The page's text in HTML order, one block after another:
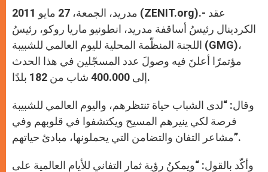
p
p
g
e
r
o
k
r
مدريد، الجمعة، 27 مايو 2011 (ZENIT.org).- عقد
الكردينال رئيسُ أساقفة مدريد، انطونيو ماريا روكو، رئيسُ
اللجنة المنظّمة المحلية لليوم العالمي للشبيبة (GMG)،
مؤتمرًا أعلنَ فيه وصولَ عدد المسجّلين في هذا الحدث
إلى 400.000 شاب من 182 بلدًا.
وقال: “لدى الشباب حياة تنتظرهم، واليوم العالمي للشبيبة
فرصة لكي ينيرهم المسيح ويكتشفوا في قلوبهم وفي
مشاعر التفان والتضامن التي يحملونها، مبادئ حياتهم”.
وأكّد بالقول: “ويمكنُ رؤية ثمار التفاني للأيام العالمية على